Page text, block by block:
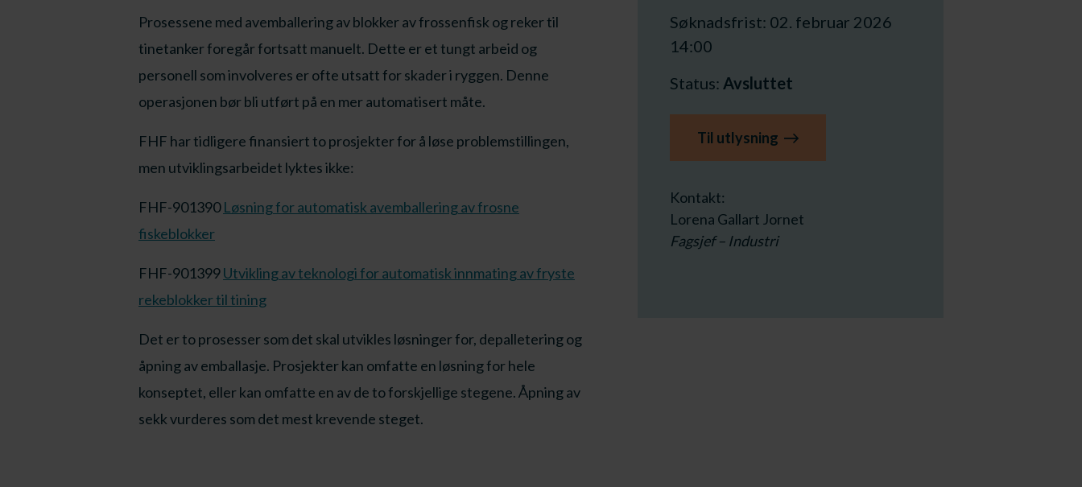
Prosessene med avemballering av blokker av frossenfisk og reker til
tinetanker foregår fortsatt manuelt. Dette er et tungt arbeid og
personell som involveres er ofte utsatt for skader i ryggen. Denne
operasjonen bør bli utført på en mer automatisert måte.
FHF har tidligere finansiert to prosjekter for å løse problemstillingen,
men utviklingsarbeidet lyktes ikke:
FHF-901390Løsning for automatisk avemballering av frosne
fiskeblokker
FHF-901399Utvikling av teknologi for automatisk innmating av fryste
rekeblokker til tining
Det er to prosesser som det skal utvikles løsninger for, depalletering og
åpning av emballasje. Prosjekter kan omfatte en løsning for hele
konseptet, eller kan omfatte en av de to forskjellige stegene. Åpning av
sekk vurderes som det mest krevende steget.
Søknadsfrist: 02. februar 2026
14:00
Status: Avsluttet
Til utlysning
Kontakt:
Lorena Gallart Jornet
Fagsjef – Industri